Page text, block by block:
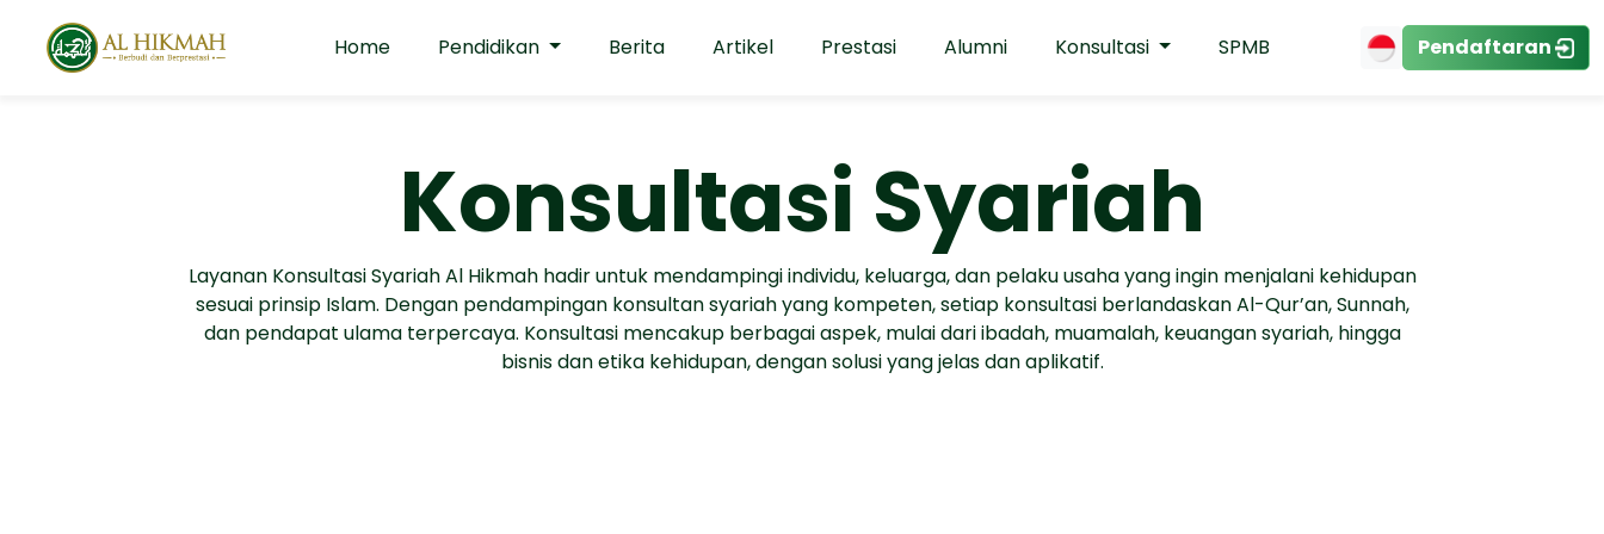
Home Pendidikan Berita Artikel Prestasi Alumni Konsultasi SPMB Pendaftaran
Konsultasi Syariah
Layanan Konsultasi Syariah Al Hikmah hadir untuk mendampingi individu, keluarga, dan pelaku usaha yang ingin menjalani kehidupan
sesuai prinsip Islam. Dengan pendampingan konsultan syariah yang kompeten, setiap konsultasi berlandaskan Al-Qur’an, Sunnah,
dan pendapat ulama terpercaya. Konsultasi mencakup berbagai aspek, mulai dari ibadah, muamalah, keuangan syariah, hingga
bisnis dan etika kehidupan, dengan solusi yang jelas dan aplikatif.